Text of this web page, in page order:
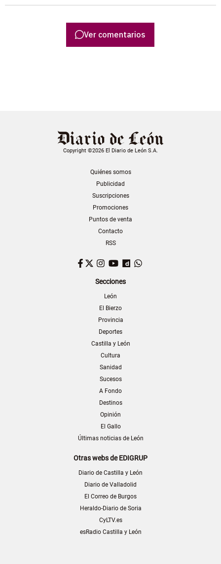
Ver comentarios
Copyright ©2026 El Diario de León S.A.
Quiénes somos
Publicidad
Suscripciones
Promociones
Puntos de venta
Contacto
RSS
Facebook
TwitterInstagram
YouTubeDailymotion
Secciones
León
El Bierzo
Provincia
Deportes
Castilla y León
Cultura
Sanidad
Sucesos
A Fondo
Destinos
Opinión
El Gallo
Últimas noticias de León
Otras webs de EDIGRUP
Diario de Castilla y León
Diario de Valladolid
El Correo de Burgos
Heraldo-Diario de Soria
CyLTV.es
esRadio Castilla y León